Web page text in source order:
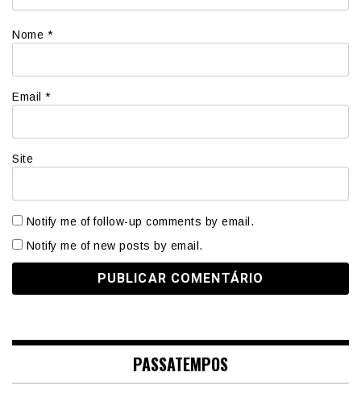
Nome *
Email *
Site
Notify me of follow-up comments by email.
Notify me of new posts by email.
PASSATEMPOS